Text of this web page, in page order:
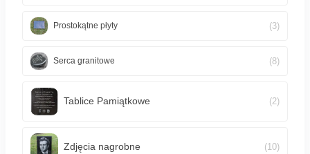
Prostokątne płyty (3)
Serca granitowe (8)
Tablice Pamiątkowe (2)
Zdjęcia nagrobne (10)